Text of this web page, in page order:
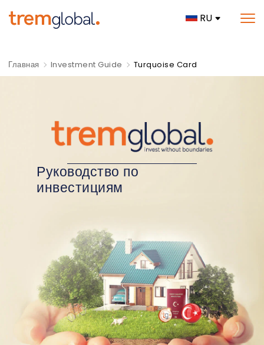
RU
Главная Investment Guide Turquoise Card
Руководство по
инвестициям